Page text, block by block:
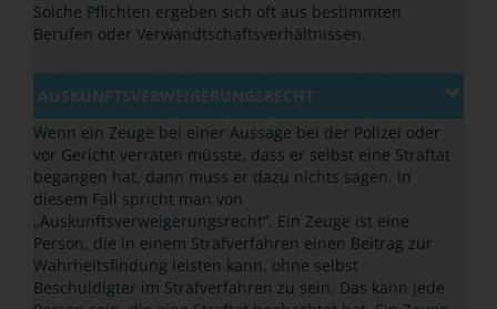
Solche Pflichten ergeben sich oft aus bestimmten
Berufen oder Verwandtschaftsverhältnissen.
AUSKUNFTSVERWEIGERUNGSRECHT
Wenn ein Zeuge bei einer Aussage bei der Polizei oder
vor Gericht verraten müsste, dass er selbst eine Straftat
begangen hat, dann muss er dazu nichts sagen. In
diesem Fall spricht man von
„Auskunftsverweigerungsrecht“. Ein Zeuge ist eine
Person, die in einem Strafverfahren einen Beitrag zur
Wahrheitsfindung leisten kann, ohne selbst
Beschuldigter im Strafverfahren zu sein. Das kann jede